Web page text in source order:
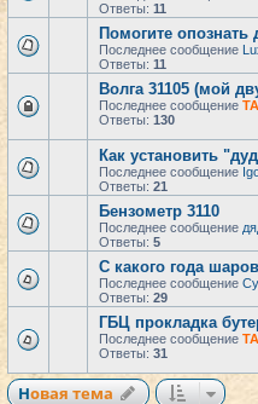
Ответы: 11
Помогите опознать
Последнее сообщение
Ответы: 11
Волга 31105 (мой
Последнее сообщение
Ответы: 130
Как установить
Последнее сообщение
Ответы: 21
Бензометр 3110
Последнее сообщение
Ответы: 5
С какого года
Последнее сообщение
Ответы: 29
ГБЦ прокладка
Последнее сообщение
Ответы: 31
Новая тема